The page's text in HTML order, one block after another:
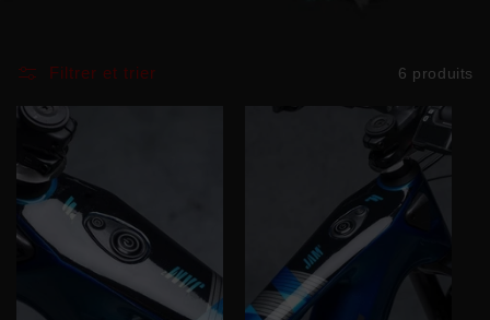
Filtrer et trier 6 produits